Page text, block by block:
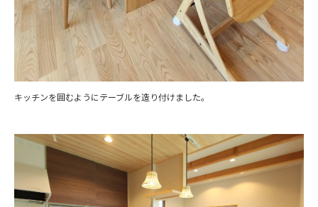
キッチンを囲むようにテーブルを造り付けました。